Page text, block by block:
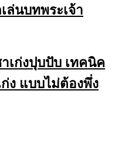
ล่นบทพระเจ้า
เก่งปุบปับ เทคนิค
ง แบบไม่ต้องพึ่ง